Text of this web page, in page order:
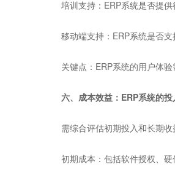
培训支持：ERP系统是否提供
移动端支持：ERP系统是否支
关键点：ERP系统的用户体验
六、成本效益：ERP系统的
需综合评估初期投入和长期收
初期成本：包括软件授权、硬